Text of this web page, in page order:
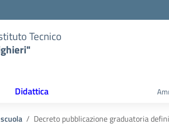
Tecnico
Didattica
Decreto pubblicazione graduatoria